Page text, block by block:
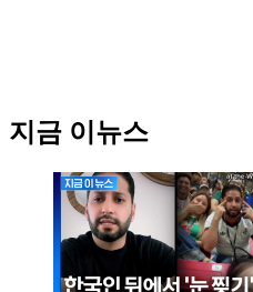
지금 이뉴스